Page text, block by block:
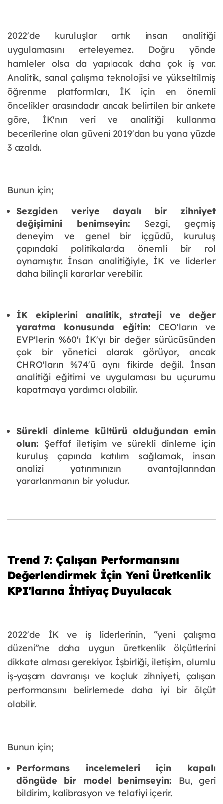
2022'de kuruluşlar artık insan analitiği
uygulamasını erteleyemez. Doğru yönde
hamleler olsa da yapılacak daha çok iş var.
Analitik, sanal çalışma teknolojisi ve yükseltilmiş
öğrenme platformları, İK için en önemli
öncelikler arasındadır ancak belirtilen bir ankete
göre, İK'nın veri ve analitiği kullanma
becerilerine olan güveni 2019'dan bu yana yüzde
3 azaldı.
Bunun için;
Sezgiden veriye dayalı bir zihniyet
değişimini benimseyin: Sezgi, geçmiş
deneyim ve genel bir içgüdü, kuruluş
çapındaki politikalarda önemli bir rol
oynamıştır. İnsan analitiğiyle, İK ve liderler
daha bilinçli kararlar verebilir.
İK ekiplerini analitik, strateji ve değer
yaratma konusunda eğitin: CEO'ların ve
EVP'lerin %60'ı İK'yı bir değer sürücüsünden
çok bir yönetici olarak görüyor, ancak
CHRO'ların %74'ü aynı fikirde değil. İnsan
analitiği eğitimi ve uygulaması bu uçurumu
kapatmaya yardımcı olabilir.
Sürekli dinleme kültürü olduğundan emin
olun: Şeffaf iletişim ve sürekli dinleme için
kuruluş çapında katılım sağlamak, insan
analizi yatırımınızın avantajlarından
yararlanmanın bir yoludur.
Trend 7: Çalışan Performansını
Değerlendirmek İçin Yeni Üretkenlik
KPI'larına İhtiyaç Duyulacak
2022'de İK ve iş liderlerinin, “yeni çalışma
düzeni”ne daha uygun üretkenlik ölçütlerini
dikkate alması gerekiyor. İşbirliği, iletişim, olumlu
iş-yaşam davranışı ve koçluk zihniyeti, çalışan
performansını belirlemede daha iyi bir ölçüt
olabilir.
Bunun için;
Performans incelemeleri için kapalı
döngüde bir model benimseyin: Bu, geri
bildirim, kalibrasyon ve telafiyi içerir.